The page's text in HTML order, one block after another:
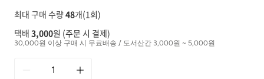
최대 구매 수량48개(1회)
택배 3,000원 (주문 시 결제)
30,000원 이상 구매 시 무료배송 / 도서산간 3,000원 ~ 5,000원